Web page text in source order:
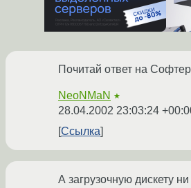
Почитай ответ на
NeoNMaN ★
28.04.2002 23:03:24
Ссылка
А загрузочную дискету